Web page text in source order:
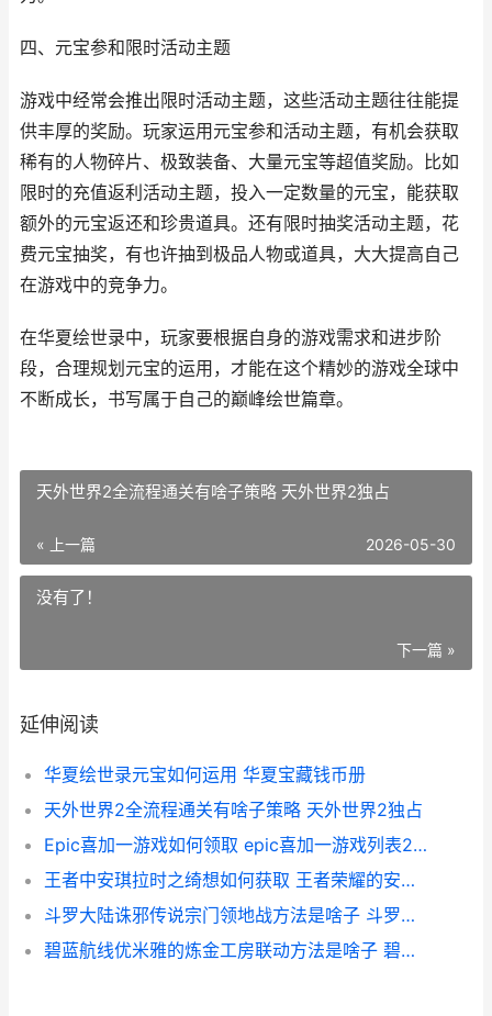
四、元宝参和限时活动主题
游戏中经常会推出限时活动主题，这些活动主题往往能提
供丰厚的奖励。玩家运用元宝参和活动主题，有机会获取
稀有的人物碎片、极致装备、大量元宝等超值奖励。比如
限时的充值返利活动主题，投入一定数量的元宝，能获取
额外的元宝返还和珍贵道具。还有限时抽奖活动主题，花
费元宝抽奖，有也许抽到极品人物或道具，大大提高自己
在游戏中的竞争力。
在华夏绘世录中，玩家要根据自身的游戏需求和进步阶
段，合理规划元宝的运用，才能在这个精妙的游戏全球中
不断成长，书写属于自己的巅峰绘世篇章。
天外世界2全流程通关有啥子策略 天外世界2独占
« 上一篇 2026-05-30
没有了！
下一篇 »
延伸阅读
华夏绘世录元宝如何运用 华夏宝藏钱币册
天外世界2全流程通关有啥子策略 天外世界2独占
Epic喜加一游戏如何领取 epic喜加一游戏列表2024
王者中安琪拉时之绮想如何获取 王者荣耀的安琪拉
斗罗大陆诛邪传说宗门领地战方法是啥子 斗罗大陆诛邪传说最新动向
碧蓝航线优米雅的炼金工房联动方法是啥子 碧蓝航线优米雅联动